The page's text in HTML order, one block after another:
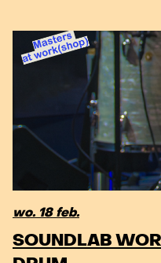
wo. 18 feb.
SOUNDLAB